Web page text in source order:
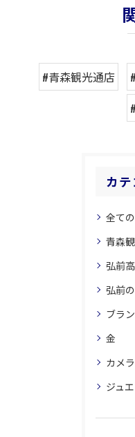
#青森観光通店
カ
全て
青森
弘前
弘前
ブラ
金
カメラ
ジュ